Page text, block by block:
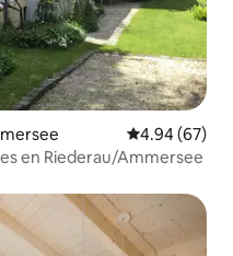
Calificación
4.94 (67)
en Riederau/Ammersee